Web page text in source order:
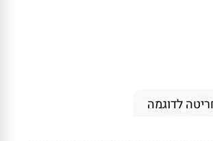
לדוגמה